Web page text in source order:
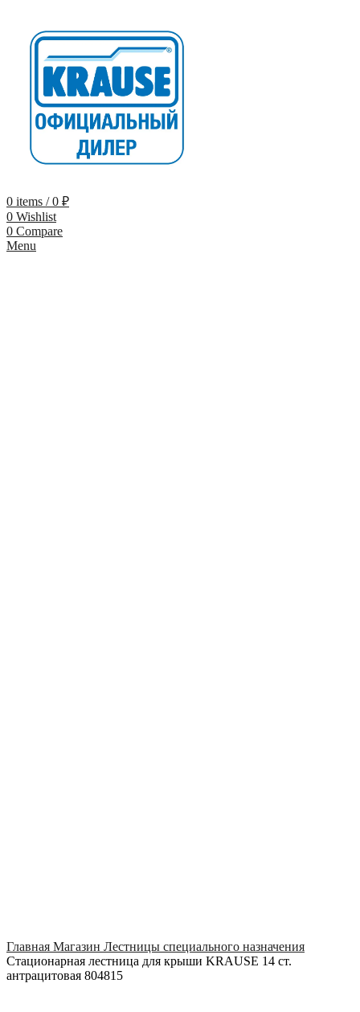
0 items / 0 ₽
0 Wishlist
0 Compare
Menu
Главная Магазин Лестницы специального назначения
Стационарная лестница для крыши KRAUSE 14 ст.
антрацитовая 804815